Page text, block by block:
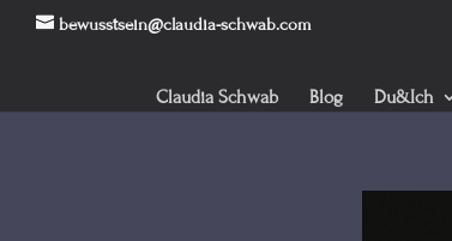
bewusstsein@claudia-schwab.com
Claudia Schwab Blog Du&Ich